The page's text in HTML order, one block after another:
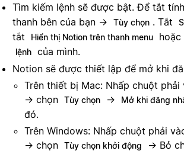
Tìm kiếm lệnh sẽ được bật. Để tắt
thanh bên của bạn →
Tùy chọn . Tắt
tắt
Hiển thị Notion trên thanh menu hoặc
lệnh của mình.
Notion sẽ được thiết lập để mở khi
Trên thiết bị Mac: Nhấp chuột
→ chọn Tùy chọn → Mở khi đăng
đó.
Trên Windows: Nhấp chuột phải
→ chọn Tùy chọn khởi động → Bỏ